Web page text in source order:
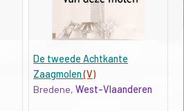
De tweede Achtkante
Zaagmolen(V)
Bredene,West-Vlaanderen